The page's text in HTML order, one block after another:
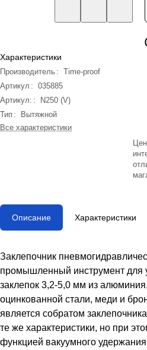
Характеристики
Производитель : Time-proof
Артикул : 035885
Артикул: :
N250 (V)
Тип :
Вытяжной
Все характеристики
Описание Характеристики
Заклепочник
промышленный инструмент для
заклепок 3,2-5,0 мм из
оцинкованной стали, меди и
является собратом
те же характеристики, но при
функцией вакуумного удержания